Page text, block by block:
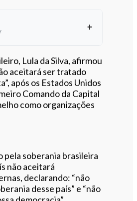
este artigo
Lula da Silva, afirmou
aceitará ser tratado
após os Estados Unidos
Comando da Capital
como organizações
pela soberania brasileira
não aceitará
declarando: “não
desse país” e “não